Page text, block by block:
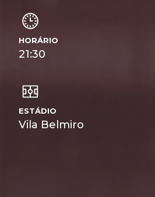
HORÁRIO
21:30
ESTÁDIO
Vila Belmiro